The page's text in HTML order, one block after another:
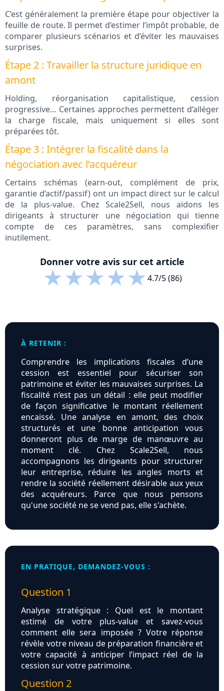
C’est généralement la première étape pour objectiver la
feuille de route. Il permet d’estimer l’impôt probable, de
comparer plusieurs scénarios et d’éviter les mauvaises
surprises.
Étape 2 : Travailler la structure juridique en
amont
Holding, réorganisation capitalistique, cession
progressive… Certaines approches permettent d’alléger
la charge fiscale, mais uniquement si elles sont
préparées tôt.
Étape 3 : Intégrer la fiscalité dans la
négociation avec l’acquéreur
Certains schémas (earn-out, complément de prix,
garantie d’actif/passif) ont un impact direct sur le calcul
de la plus-value. Chez Scale2Sell, nous aidons les
dirigeants à structurer une négociation qui tienne
compte de ces paramètres, sans complexifier
inutilement.
Donner votre avis sur cet article
★★★★★4.7/5 (86)
À RETENIR :
Comprendre les implications fiscales d’une
cession est essentiel pour sécuriser son
patrimoine et éviter les mauvaises surprises. La
fiscalité n’est pas un détail : elle peut modifier
de façon significative le montant réellement
encaissé. Une analyse en amont, des choix
structurés et une bonne anticipation vous
donneront plus de marge de manœuvre au
moment clé. Chez Scale2Sell, nous
accompagnons les dirigeants pour structurer
leur entreprise, réduire les angles morts et
rendre la société réellement désirable aux yeux
des acquéreurs. Parce que nous pensons
qu'une société ne se vend pas, elle s'achète.
EN PRATIQUE, DEMANDEZ-VOUS :
Question 1
Analyse stratégique : Quel est le montant
estimé de votre plus-value et savez-vous
comment elle sera imposée ? Votre réponse
révèle votre niveau de préparation financière et
votre capacité à anticiper l’impact réel de la
cession sur votre patrimoine.
Question 2